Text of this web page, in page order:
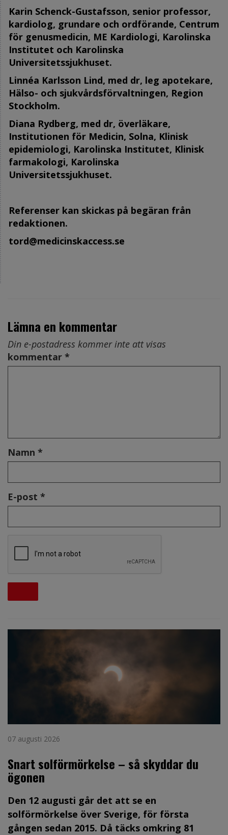
Karin Schenck-Gustafsson, senior professor,
kardiolog, grundare och ordförande, Centrum
för genusmedicin, ME Kardiologi, Karolinska
Institutet och Karolinska
Universitetssjukhuset.
Linnéa Karlsson Lind, med dr, leg apotekare,
Hälso- och sjukvårdsförvaltningen, Region
Stockholm.
Diana Rydberg, med dr, överläkare,
Institutionen för Medicin, Solna, Klinisk
epidemiologi, Karolinska Institutet, Klinisk
farmakologi, Karolinska
Universitetssjukhuset.
Referenser kan skickas på begäran från
redaktionen.
tord@medicinskaccess.se
Lämna en kommentar
Din e-postadress kommer inte att visas
kommentar *
Namn *
E-post *
07 augusti 2026
Snart solförmörkelse – så skyddar du
ögonen
Den 12 augusti går det att se en
solförmörkelse över Sverige, för första
gången sedan 2015. Då täcks omkring 81